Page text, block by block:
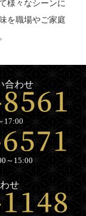
様々なシーンに
を職場やご家庭
合わせ
17:00
～15:00
せ